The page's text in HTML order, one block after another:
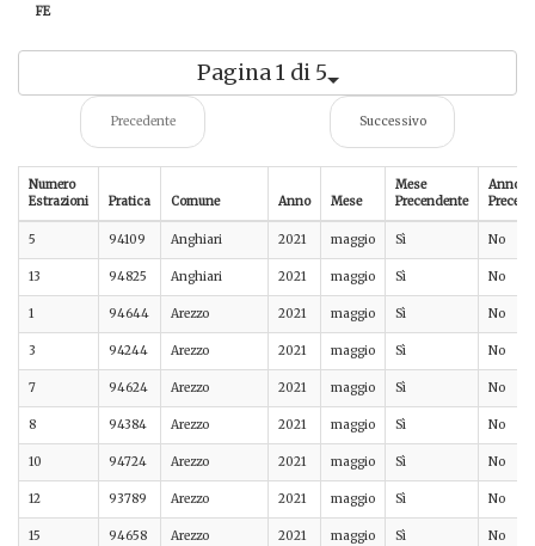
FE
Pagina 1 di 5
Precedente Successivo
Numero
Estrazioni
Pratica Comune Anno Mese
Mese
Precendente
Anno
5 94109 Anghiari 2021 maggio Sì No
13 94825 Anghiari 2021 maggio Sì No
1 94644 Arezzo 2021 maggio Sì No
3 94244 Arezzo 2021 maggio Sì No
7 94624 Arezzo 2021 maggio Sì No
8 94384 Arezzo 2021 maggio Sì No
10 94724 Arezzo 2021 maggio Sì No
12 93789 Arezzo 2021 maggio Sì No
15 94658 Arezzo 2021 maggio Sì No